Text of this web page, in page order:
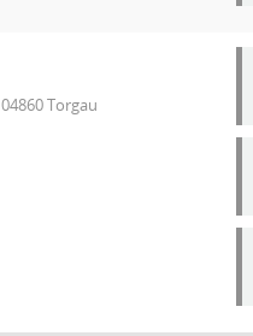
Torgau